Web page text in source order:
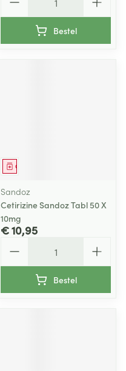
Bestel
Geneesmiddel
Sandoz
Cetirizine Sandoz Tabl 50 X
10mg
€ 10,95
Bestel